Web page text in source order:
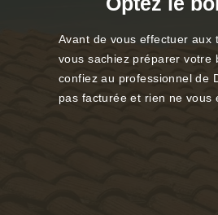
Avant de vous effectuer aux
vous sachiez préparer votre
confiez au professionnel de
pas facturée et rien ne vous